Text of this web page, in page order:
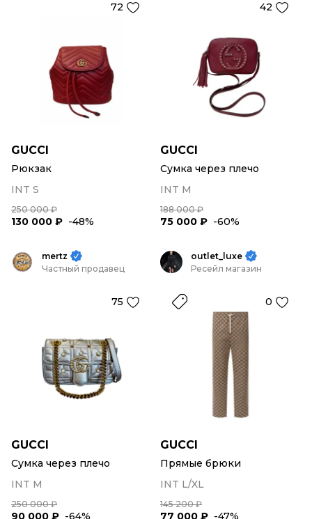
72
GUCCI
Рюкзак
INT S
250 000 ₽
130 000 ₽ -48%
42
GUCCI
Сумка через плечо
INT M
188 000 ₽
75 000 ₽ -60%
mertz
Частный продавец
75
GUCCI
Сумка через плечо
INT M
250 000 ₽
90 000 ₽ -64%
outlet_luxe
Ресейл магазин
0
GUCCI
Прямые брюки
INT L/XL
145 200 ₽
77 000 ₽ -47%